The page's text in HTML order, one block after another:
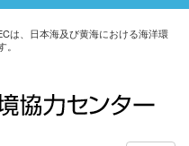
は、日本海及び黄海における海洋環